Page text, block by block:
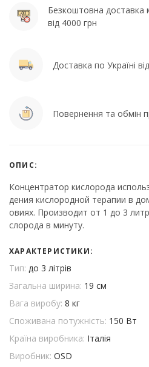
Безкоштовна доставка
від 4000 грн
Доставка по Україні
Повернення та обмін
ОПИС:
Концентратор кислорода
дения кислородной терапии в
овиях. Производит от 1 до 3
слорода в минуту.
ХАРАКТЕРИСТИКИ:
Тип: до 3 літрів
Загальна ширина: 19 см
Вага виробу: 8 кг
Споживана потужність: 150 Вт
Країна виробника: Італія
Виробник: OSD